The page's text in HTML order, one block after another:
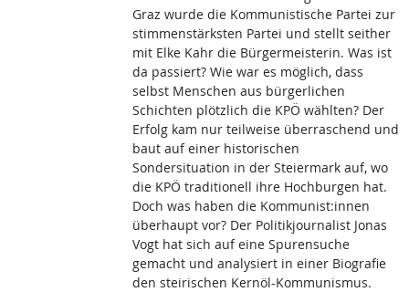
Graz wurde die Kommunistische Partei zur
stimmenstärksten Partei und stellt seither
mit Elke Kahr die Bürgermeisterin. Was ist
da passiert? Wie war es möglich, dass
selbst Menschen aus bürgerlichen
Schichten plötzlich die KPÖ wählten? Der
Erfolg kam nur teilweise überraschend und
baut auf einer historischen
Sondersituation in der Steiermark auf, wo
die KPÖ traditionell ihre Hochburgen hat.
Doch was haben die Kommunist:innen
überhaupt vor? Der Politikjournalist Jonas
Vogt hat sich auf eine Spurensuche
gemacht und analysiert in einer Biografie
den steirischen Kernöl-Kommunismus.